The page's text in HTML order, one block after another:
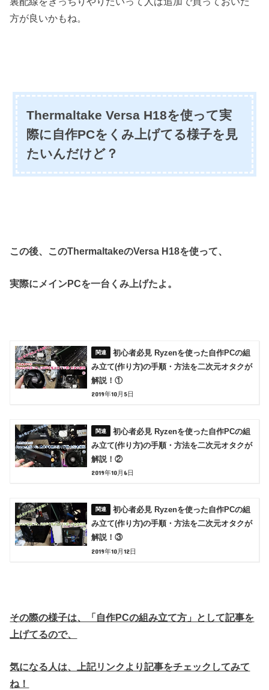
方が良いかもね。
Thermaltake Versa H18を使って実
際に自作PCをくみ上げてる様子を見
たいんだけど？
この後、このThermaltakeのVersa H18を使って、
実際にメインPCを一台くみ上げたよ。
初心者必見 Ryzenを使った自作PCの組
み立て(作り方)の手順・方法を二次元オタクが
解説！①
2019年10月5日
初心者必見 Ryzenを使った自作PCの組
み立て(作り方)の手順・方法を二次元オタクが
解説！②
2019年10月6日
初心者必見 Ryzenを使った自作PCの組
み立て(作り方)の手順・方法を二次元オタクが
解説！③
2019年10月12日
その際の様子は、「自作PCの組み立て方」として記事を
上げてるので、
気になる人は、上記リンクより記事をチェックしてみて
ね！